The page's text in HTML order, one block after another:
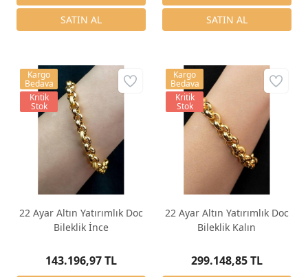
22 Ayar Altın Yatırımlık Doc
Bileklik İnce
143.196,97 TL
Kargo
Bedava
Kritik
Stok
22 Ayar Altın Yatırımlık Doc
Bileklik Kalın
299.148,85 TL
Kargo
Bedava
Kritik
Stok